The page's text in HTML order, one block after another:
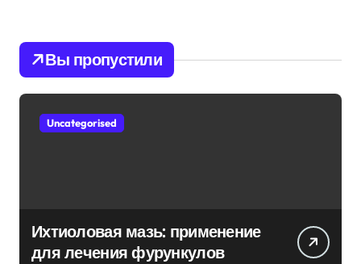
Вы пропустили
Uncategorised
Ихтиоловая мазь: применение
для лечения фурункулов